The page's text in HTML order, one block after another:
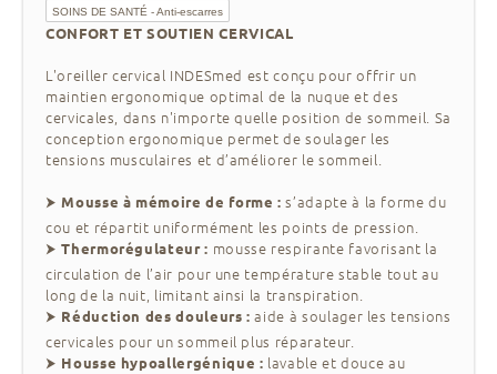
SOINS DE SANTÉ - Anti-escarres
CONFORT ET SOUTIEN CERVICAL
L'oreiller cervical INDESmed est conçu pour offrir un
maintien ergonomique optimal de la nuque et des
cervicales, dans n'importe quelle position de sommeil. Sa
conception ergonomique permet de soulager les
tensions musculaires et d’améliorer le sommeil.
⮞Mousse à mémoire de forme : s’adapte à la forme du
cou et répartit uniformément les points de pression.
⮞Thermorégulateur : mousse respirante favorisant la
circulation de l’air pour une température stable tout au
long de la nuit, limitant ainsi la transpiration.
⮞ Réduction des douleurs : aide à soulager les tensions
cervicales pour un sommeil plus réparateur.
⮞ Housse hypoallergénique : lavable et douce au